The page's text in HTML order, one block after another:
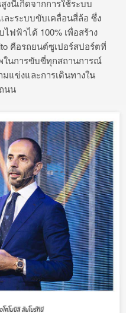
นี้เกิดจากการใช้ระบบ
ะระบบขับเคลื่อนสี่ล้อ ซึ่ง
ฟฟ้าได้ 100% เพื่อสร้าง
คือรถยนต์ซูเปอร์สปอร์ตที่
ในการขับขี่ทุกสถานการณ์
แข่งและการเดินทางใน
นน